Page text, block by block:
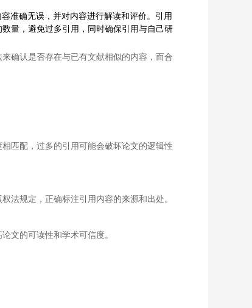
准确无误，并对内容进行解读和评价。引用
量，避免过多引用，同时确保引用与自己研
确认是否存在与已有文献相似的内容，而合
匹配，过多的引用可能会破坏论文的逻辑性
法规定，正确标注引用内容的来源和出处。
文的可读性和学术可信度。